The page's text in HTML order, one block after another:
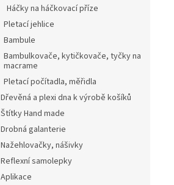
Háčky na háčkovací příze
Pletací jehlice
Bambule
Bambulkovače, kytičkovače, tyčky na
macrame
Pletací počítadla, měřidla
Dřevěná a plexi dna k výrobě košíků
Štítky Hand made
Drobná galanterie
Nažehlovačky, nášivky
Reflexní samolepky
Aplikace